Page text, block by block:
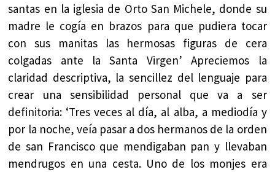
santas en la iglesia de Orto San Michele, donde su
madre le cogía en brazos para que pudiera tocar
con sus manitas las hermosas figuras de cera
colgadas ante la Santa Virgen’ Apreciemos la
claridad descriptiva, la sencillez del lenguaje para
crear una sensibilidad personal que va a ser
definitoria: ‘Tres veces al día, al alba, a mediodía y
por la noche, veía pasar a dos hermanos de la orden
de san Francisco que mendigaban pan y llevaban
mendrugos en una cesta. Uno de los monjes era